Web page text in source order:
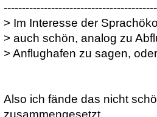
> Im Interesse der
> auch schön, analog zu
> Anflughafen zu sagen,
Also ich fände das nicht
zusammengesetzt.